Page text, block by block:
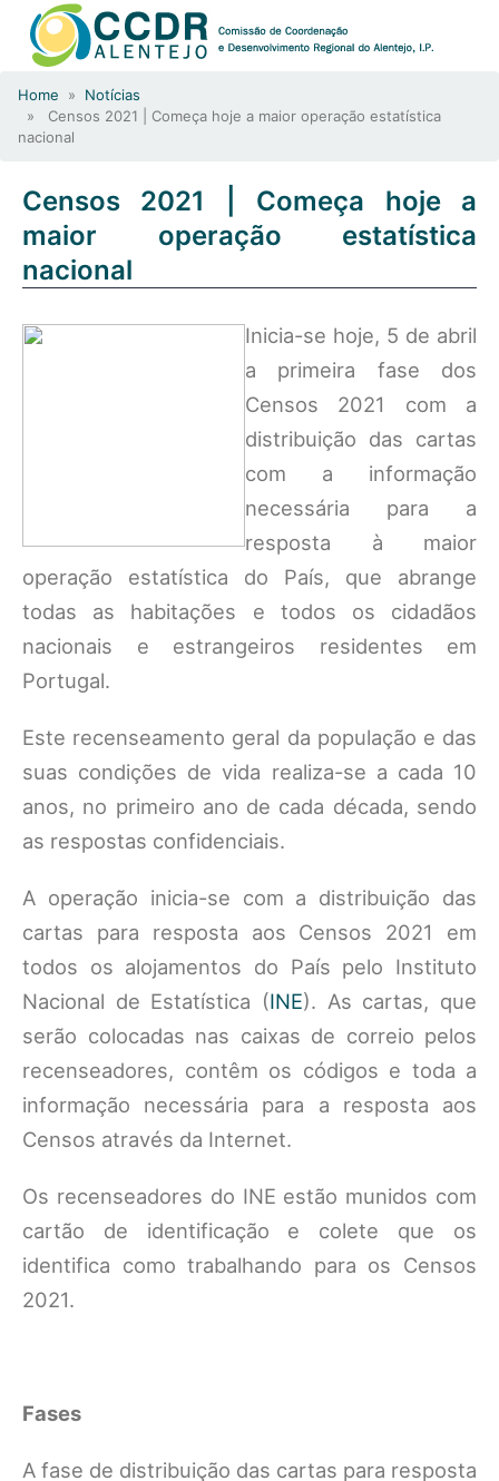
Home » Notícias
» Censos 2021 | Começa hoje a maior operação estatística
nacional
Censos 2021 | Começa hoje a
maior operação estatística
nacional
Inicia-se hoje, 5 de abril
a primeira fase dos
Censos 2021 com a
distribuição das cartas
com a informação
necessária para a
resposta à maior
operação estatística do País, que abrange
todas as habitações e todos os cidadãos
nacionais e estrangeiros residentes em
Portugal.
Este recenseamento geral da população e das
suas condições de vida realiza-se a cada 10
anos, no primeiro ano de cada década, sendo
as respostas confidenciais.
A operação inicia-se com a distribuição das
cartas para resposta aos Censos 2021 em
todos os alojamentos do País pelo Instituto
Nacional de Estatística (INE). As cartas, que
serão colocadas nas caixas de correio pelos
recenseadores, contêm os códigos e toda a
informação necessária para a resposta aos
Censos através da Internet.
Os recenseadores do INE estão munidos com
cartão de identificação e colete que os
identifica como trabalhando para os Censos
2021.
Fases
A fase de distribuição das cartas para resposta